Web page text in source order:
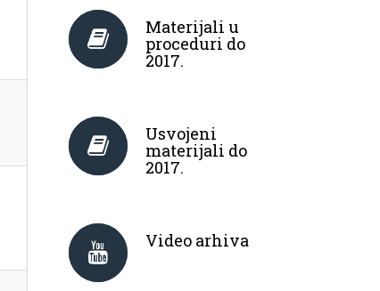
Materijali u
proceduri do
2017.
Usvojeni
materijali do
2017.
Video arhiva